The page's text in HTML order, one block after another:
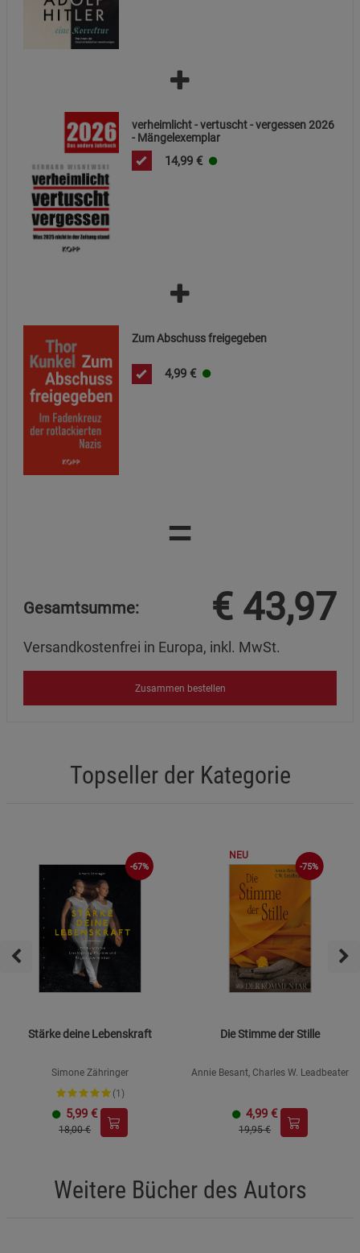
verheimlicht - vertuscht - vergessen 2026
- Mängelexemplar
14,99 €
Zum Abschuss freigegeben
4,99 €
=
Gesamtsumme: € 43,97
Versandkostenfrei in Europa, inkl. MwSt.
Zusammen bestellen
Topseller der Kategorie
-67%
Stärke deine Lebenskraft
Simone Zähringer
(1)
5,99 €
18,00 €
NEU
-75%
Die Stimme der Stille
Annie Besant, Charles W. Leadbeater
4,99 €
19,95 €
Weitere Bücher des Autors